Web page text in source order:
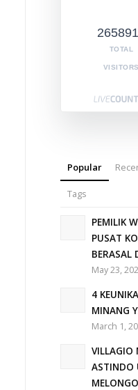
TOTAL
VISITORS
Popular
Tags
PEMILIK
PUSAT
BERASAL
May 23,
4
MINANG
March 1,
VILLAGIO
ASTINDO